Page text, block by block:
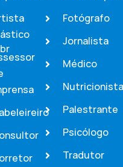
Fotógrafo
Jornalista
Médico
Nutricionista
Palestrante
Psicólogo
Tradutor